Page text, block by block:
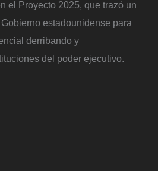
el Proyecto 2025, que trazó un
estadounidense para
derribando y
del poder ejecutivo.